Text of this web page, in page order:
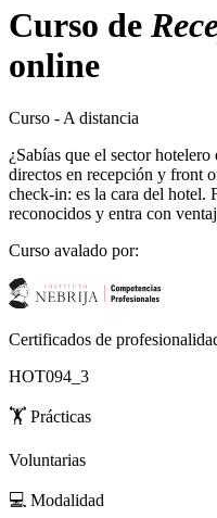
Curso de
online
Curso - A distancia
¿Sabías que el sector
directos en recepción y front
check-in: es la cara del hotel.
reconocidos y entra con
Curso avalado por:
Certificados de
HOT094_3
🏋️ Prácticas
Voluntarias
💻 Modalidad